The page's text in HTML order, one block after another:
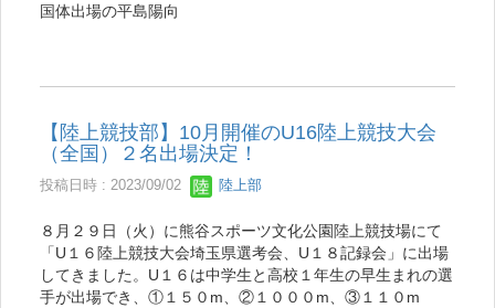
国体出場の平島陽向
【陸上競技部】10月開催のU16陸上競技大会
（全国）２名出場決定！
投稿日時 : 2023/09/02 陸上部
８月２９日（火）に熊谷スポーツ文化公園陸上競技場にて
「U１６陸上競技大会埼玉県選考会、U１８記録会」に出場
してきました。U１６は中学生と高校１年生の早生まれの選
手が出場でき、①１５０m、②１０００m、③１１０m